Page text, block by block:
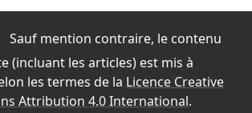
Sauf mention contraire, le contenu
(incluant les articles) est mis à
les termes de la Licence Creative
Attribution 4.0 International.